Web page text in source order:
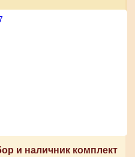
и наличник комплект